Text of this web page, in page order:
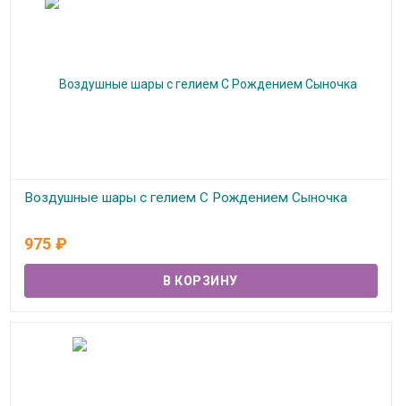
Воздушные шары с гелием С Рождением Сыночка
975 ₽